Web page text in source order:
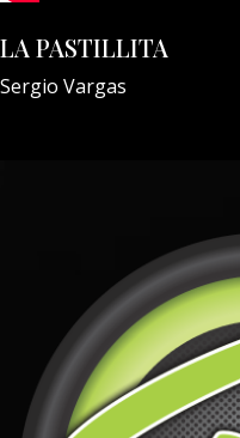
LA PASTILLITA
Sergio Vargas